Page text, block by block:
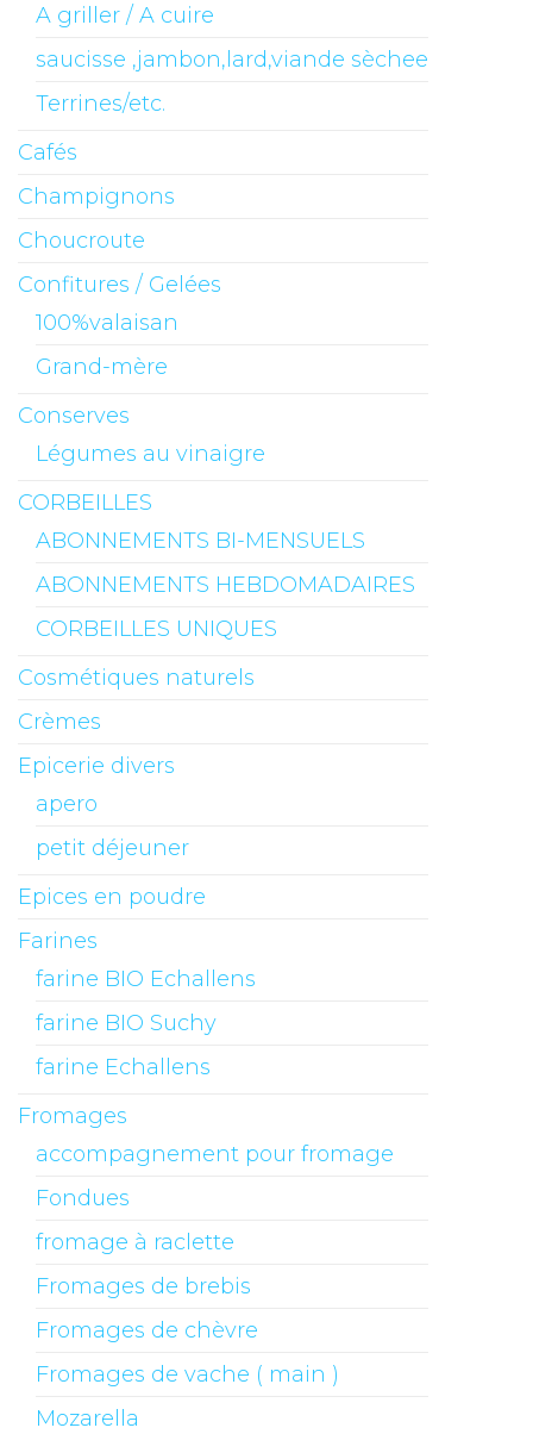
A griller / A cuire
saucisse ,jambon,lard,viande sèchee
Terrines/etc.
Cafés
Champignons
Choucroute
Confitures / Gelées
100%valaisan
Grand-mère
Conserves
Légumes au vinaigre
CORBEILLES
ABONNEMENTS BI-MENSUELS
ABONNEMENTS HEBDOMADAIRES
CORBEILLES UNIQUES
Cosmétiques naturels
Crèmes
Epicerie divers
apero
petit déjeuner
Epices en poudre
Farines
farine BIO Echallens
farine BIO Suchy
farine Echallens
Fromages
accompagnement pour fromage
Fondues
fromage à raclette
Fromages de brebis
Fromages de chèvre
Fromages de vache ( main )
Mozarella